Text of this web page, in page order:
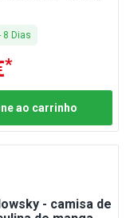
8 Dias
*
ao carrinho
- camisa de